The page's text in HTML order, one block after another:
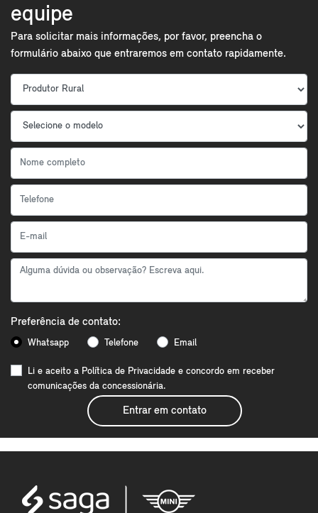
equipe
Para solicitar mais informações, por favor, preencha o
formulário abaixo que entraremos em contato rapidamente.
Preferência de contato:
Whatsapp Telefone Email
Li e aceito a Política de Privacidade e concordo em receber
comunicações da concessionária.
Entrar em contato